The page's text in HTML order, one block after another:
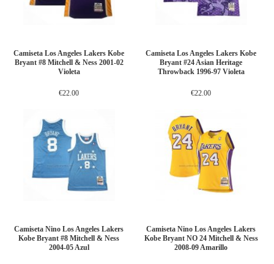
Camiseta Los Angeles Lakers Kobe
Bryant #8 Mitchell & Ness 2001-02
Violeta
€22.00
Camiseta Los Angeles Lakers Kobe
Bryant #24 Asian Heritage
Throwback 1996-97 Violeta
€22.00
Camiseta Nino Los Angeles Lakers
Kobe Bryant #8 Mitchell & Ness
2004-05 Azul
Camiseta Nino Los Angeles Lakers
Kobe Bryant NO 24 Mitchell & Ness
2008-09 Amarillo